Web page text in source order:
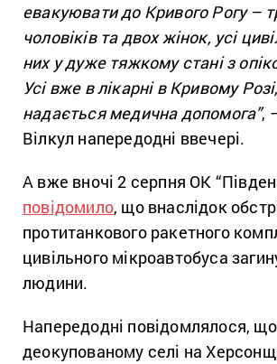
евакуювати до Кривого Рогу –
чоловіків та двох жінок, усі
них у дуже тяжкому стані з
Усі вже в лікарні в Кривому
надається медична допомога”,
Вілкул напередодні ввечері.
А вже вночі 2 серпня ОК
повідомило, що внаслідок
протитанкового ракетного
цивільного мікроавтобуса
людини.
Напередодні повідомлялося,
деокупованому селі на